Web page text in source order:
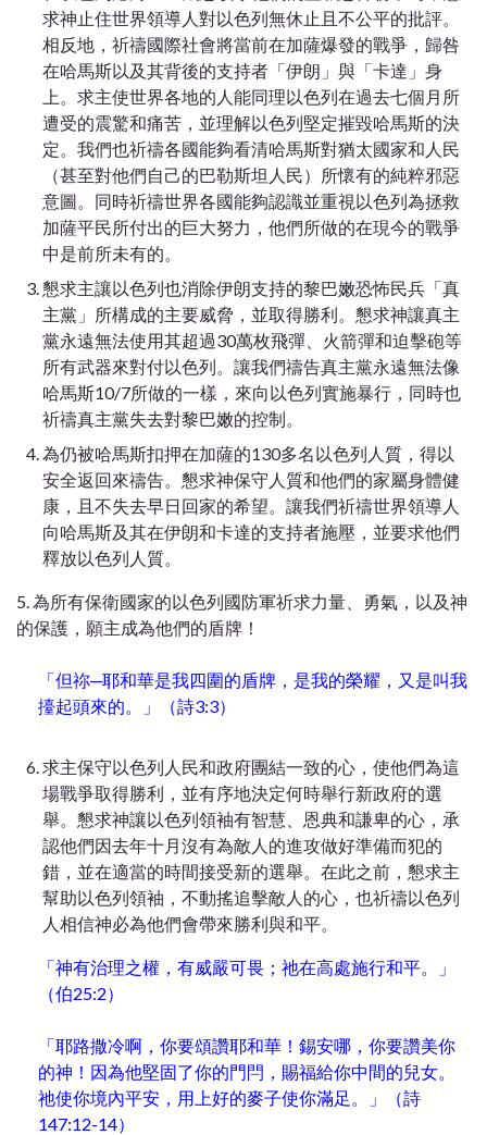
求神止住世界領導人對以色列無休止且不公平的批評。
相反地，祈禱國際社會將當前在加薩爆發的戰爭，歸咎
在哈馬斯以及其背後的支持者「伊朗」與「卡達」身
上。求主使世界各地的人能同理以色列在過去七個月所
遭受的震驚和痛苦，並理解以色列堅定摧毀哈馬斯的決
定。我們也祈禱各國能夠看清哈馬斯對猶太國家和人民
（甚至對他們自己的巴勒斯坦人民）所懷有的純粹邪惡
意圖。同時祈禱世界各國能夠認識並重視以色列為拯救
加薩平民所付出的巨大努力，他們所做的在現今的戰爭
中是前所未有的。
懇求主讓以色列也消除伊朗支持的黎巴嫩恐怖民兵「真
主黨」所構成的主要威脅，並取得勝利。懇求神讓真主
黨永遠無法使用其超過30萬枚飛彈、火箭彈和迫擊砲等
所有武器來對付以色列。讓我們禱告真主黨永遠無法像
哈馬斯10/7所做的一樣，來向以色列實施暴行，同時也
祈禱真主黨失去對黎巴嫩的控制。
為仍被哈馬斯扣押在加薩的130多名以色列人質，得以
安全返回來禱告。懇求神保守人質和他們的家屬身體健
康，且不失去早日回家的希望。讓我們祈禱世界領導人
向哈馬斯及其在伊朗和卡達的支持者施壓，並要求他們
釋放以色列人質。
5. 為所有保衛國家的以色列國防軍祈求力量、勇氣，以及神
的保護，願主成為他們的盾牌！
「但祢─耶和華是我四圍的盾牌，是我的榮耀，又是叫我
擡起頭來的。」（詩3:3）
求主保守以色列人民和政府團結一致的心，使他們為這
場戰爭取得勝利，並有序地決定何時舉行新政府的選
舉。懇求神讓以色列領袖有智慧、恩典和謙卑的心，承
認他們因去年十月沒有為敵人的進攻做好準備而犯的
錯，並在適當的時間接受新的選舉。在此之前，懇求主
幫助以色列領袖，不動搖追擊敵人的心，也祈禱以色列
人相信神必為他們會帶來勝利與和平。
「神有治理之權，有威嚴可畏；祂在高處施行和平。」
（伯25:2）
「耶路撒冷啊，你要頌讚耶和華！錫安哪，你要讚美你
的神！因為他堅固了你的門閂，賜福給你中間的兒女。
祂使你境內平安，用上好的麥子使你滿足。」（詩
147:12-14）